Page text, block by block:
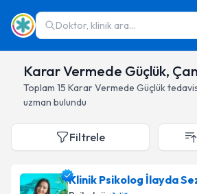
Doktor, klinik ara...
Karar Vermede Güçlük,
Toplam 15 Karar Vermede Güçlük
uzman bulundu
Filtrele
Klinik Psikolog İlayda